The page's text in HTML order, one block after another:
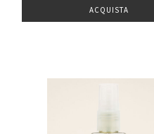
ACQUISTA